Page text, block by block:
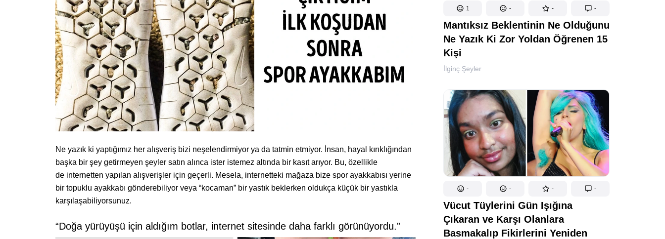
1 - - -
Mantıksız Beklentinin Ne Olduğunu
Ne Yazık Ki Zor Yoldan Öğrenen 15
Kişi
İlginç Şeyler
- - - -
Vücut Tüylerini Gün Işığına
Çıkaran ve Karşı Olanlara
Basmakalıp Fikirlerini Yeniden
Ne yazık ki yaptığımız her alışveriş bizi neşelendirmiyor ya da tatmin etmiyor. İnsan, hayal kırıklığından
başka bir şey getirmeyen şeyler satın alınca ister istemez altında bir kasıt arıyor. Bu, özellikle
de internetten yapılan alışverişler için geçerli. Mesela, internetteki mağaza bize spor ayakkabısı yerine
bir topuklu ayakkabı gönderebiliyor veya “kocaman” bir yastık beklerken oldukça küçük bir yastıkla
karşılaşabiliyorsunuz.
“Doğa yürüyüşü için aldığım botlar, internet sitesinde daha farklı görünüyordu.”